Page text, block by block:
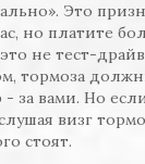
Это
но платите
не тест-
тормоза
за вами. Но
визг
стоят.